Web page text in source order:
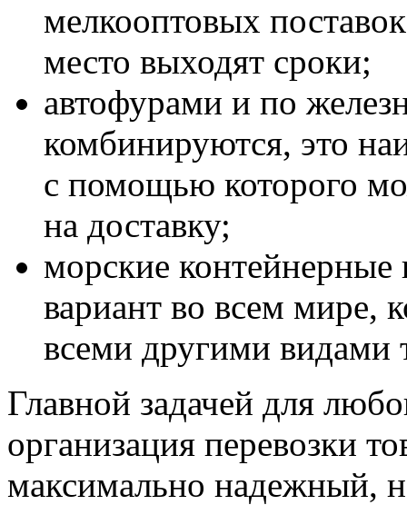
мелкооптовых
место выходят сроки;
автофурами и по
комбинируются, это
с помощью которого
на доставку;
морские
вариант во всем мире,
всеми другими видами
Главной задачей для
организация перевозки
максимально надежный,